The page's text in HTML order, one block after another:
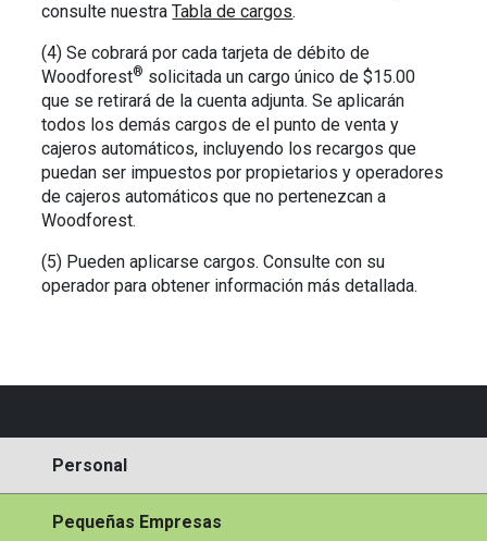
consulte nuestraTabla de cargos.
(4) Se cobrará por cada tarjeta de débito de
Woodforest® solicitada un cargo único de $15.00
que se retirará de la cuenta adjunta. Se aplicarán
todos los demás cargos de el punto de venta y
cajeros automáticos, incluyendo los recargos que
puedan ser impuestos por propietarios y operadores
de cajeros automáticos que no pertenezcan a
Woodforest.
(5) Pueden aplicarse cargos. Consulte con su
operador para obtener información más detallada.
Personal
Pequeñas Empresas